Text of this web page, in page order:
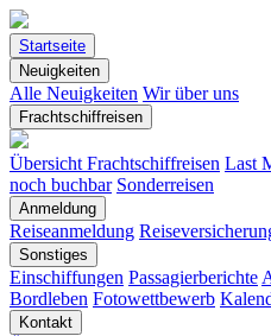
Startseite
Neuigkeiten
Alle Neuigkeiten Wir über uns
Frachtschiffreisen
Übersicht Frachtschiffreisen Last
noch buchbar Sonderreisen
Anmeldung
Reiseanmeldung
Sonstiges
Einschiffungen Passagierberichte
Bordleben Fotowettbewerb
Kontakt